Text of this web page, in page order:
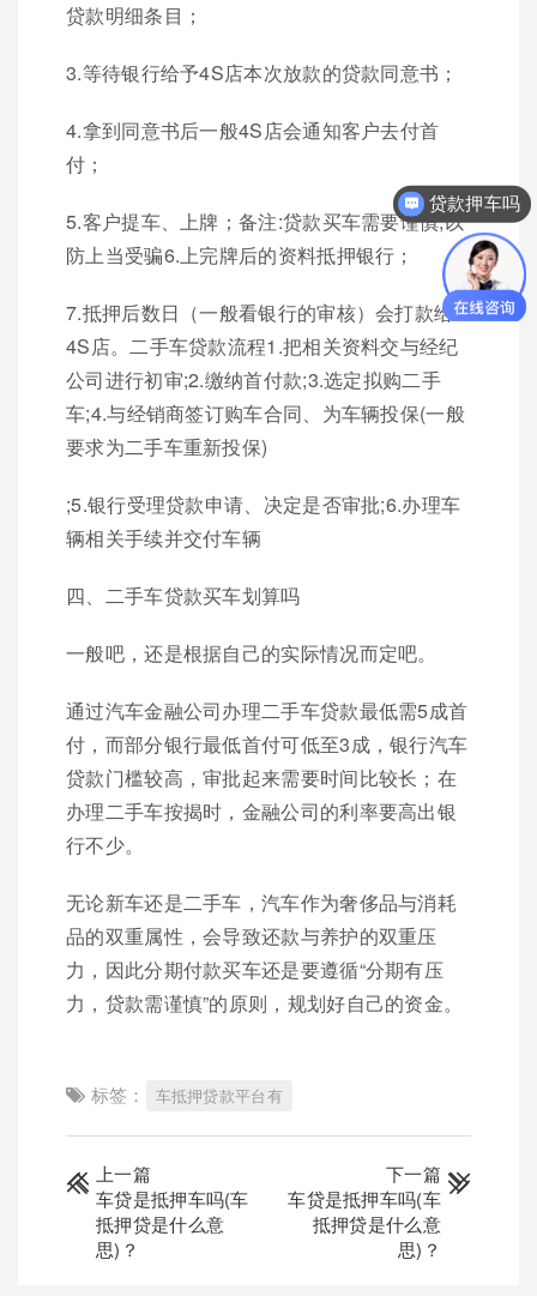
贷款明细条目；
3.等待银行给予4S店本次放款的贷款同意书；
4.拿到同意书后一般4S店会通知客户去付首
付；
5.客户提车、上牌；备注:贷款买车需要谨慎,以
防上当受骗6.上完牌后的资料抵押银行；
7.抵押后数日（一般看银行的审核）会打款给
4S店。二手车贷款流程1.把相关资料交与经纪
公司进行初审;2.缴纳首付款;3.选定拟购二手
车;4.与经销商签订购车合同、为车辆投保(一般
要求为二手车重新投保)
;5.银行受理贷款申请、决定是否审批;6.办理车
辆相关手续并交付车辆
四、二手车贷款买车划算吗
一般吧，还是根据自己的实际情况而定吧。
通过汽车金融公司办理二手车贷款最低需5成首
付，而部分银行最低首付可低至3成，银行汽车
贷款门槛较高，审批起来需要时间比较长；在
办理二手车按揭时，金融公司的利率要高出银
行不少。
无论新车还是二手车，汽车作为奢侈品与消耗
品的双重属性，会导致还款与养护的双重压
力，因此分期付款买车还是要遵循“分期有压
力，贷款需谨慎”的原则，规划好自己的资金。
标签： 车抵押贷款平台有
上一篇
车贷是抵押车吗(车
抵押贷是什么意
思)？
下一篇
车贷是抵押车吗(车
抵押贷是什么意
思)？
贷款押车吗